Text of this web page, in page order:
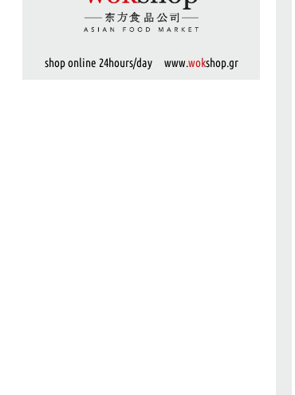
shop online 24hours/day www.wokshop.gr